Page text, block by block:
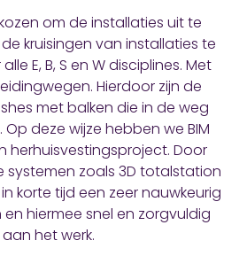
om de installaties uit te
de kruisingen van installaties te
E, B, S en W disciplines. Met
Hierdoor zijn de
met balken die in de weg
deze wijze hebben we BIM
herhuisvestingsproject. Door
systemen zoals 3D totalstation
korte tijd een zeer nauwkeurig
en hiermee snel en zorgvuldig
aan het werk.